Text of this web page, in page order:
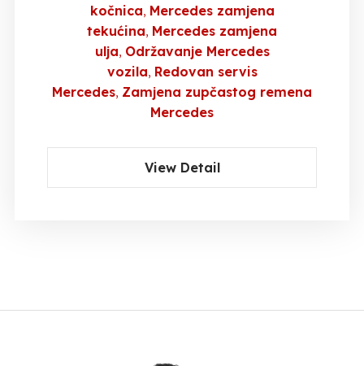
kočnica Mercedes zamjena
tekućina Mercedes zamjena
ulja Održavanje Mercedes
vozila Redovan servis
Mercedes Zamjena zupčastog remena
Mercedes
View Detail